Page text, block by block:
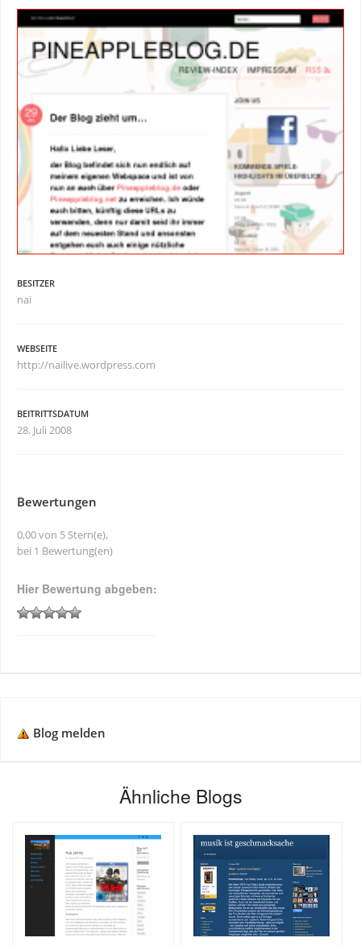
BESITZER
nai
WEBSEITE
http://nailive.wordpress.com
BEITRITTSDATUM
28. Juli 2008
Bewertungen
0,00 von 5 Stern(e),
bei 1 Bewertung(en)
Hier Bewertung abgeben:
Blog melden
Ähnliche Blogs